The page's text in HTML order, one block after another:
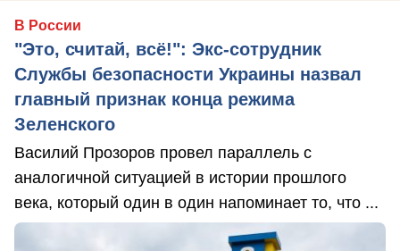
В России
"Это, считай, всё!": Экс-сотрудник
Службы безопасности Украины назвал
главный признак конца режима
Зеленского
Василий Прозоров провел параллель с
аналогичной ситуацией в истории прошлого
века, который один в один напоминает то, что ...